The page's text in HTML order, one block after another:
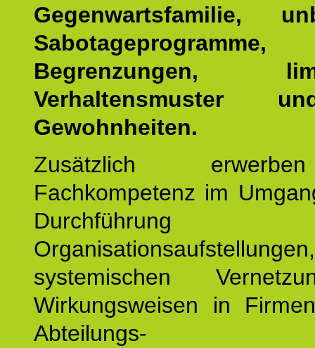
Gegenwartsfamilie,
Begrenzungen,
Verhaltensmuster
Gewohnheiten.
Zusätzlich
Fachkompetenz im
systemischen
Wirkungsweisen in
Abteilungs-